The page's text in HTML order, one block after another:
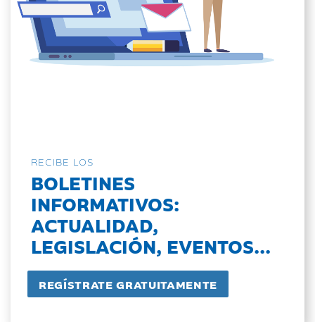
RECIBE LOS
BOLETINES
INFORMATIVOS:
ACTUALIDAD,
LEGISLACIÓN, EVENTOS...